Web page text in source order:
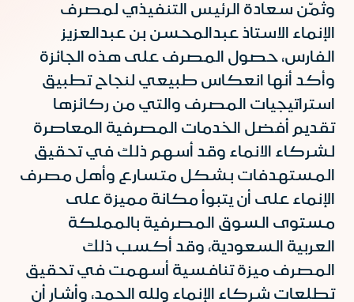
وثمّن سعادة الرئيس التنفيذي لمصرف
الإنماء الاستاذ عبدالمحسن بن عبدالعزيز
الفارس، حصول المصرف على هذه الجائزة
وأكد أنها انعكاس طبيعي لنجاح تطبيق
استراتيجيات المصرف والتي من ركائزها
تقديم أفضل الخدمات المصرفية المعاصرة
لشركاء الانماء وقد أسهم ذلك في تحقيق
المستهدفات بشكل متسارع وأهل مصرف
الإنماء على أن يتبوأ مكانة مميزة على
مستوى السوق المصرفية بالمملكة
العربية السعودية، وقد أكسب ذلك
المصرف ميزة تنافسية أسهمت في تحقيق
تطلعات شركاء الإنماء ولله الحمد، وأشار أن